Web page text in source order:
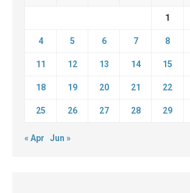
1
4 5 6 7 8
11 12 13 14 15
18 19 20 21 22
25 26 27 28 29
« Apr Jun »